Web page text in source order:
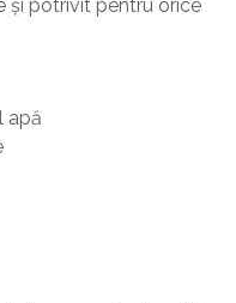
și potrivit pentru orice
apă